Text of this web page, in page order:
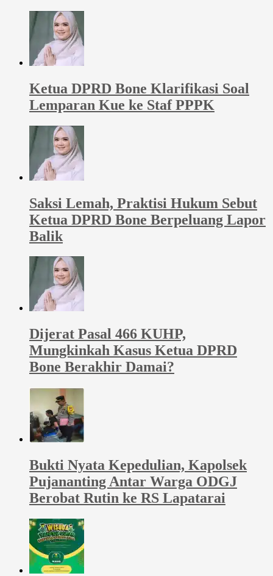
Ketua DPRD Bone Klarifikasi Soal
Lemparan Kue ke Staf PPPK
Saksi Lemah, Praktisi Hukum Sebut
Ketua DPRD Bone Berpeluang Lapor
Balik
Dijerat Pasal 466 KUHP,
Mungkinkah Kasus Ketua DPRD
Bone Berakhir Damai?
Bukti Nyata Kepedulian, Kapolsek
Pujananting Antar Warga ODGJ
Berobat Rutin ke RS Lapatarai